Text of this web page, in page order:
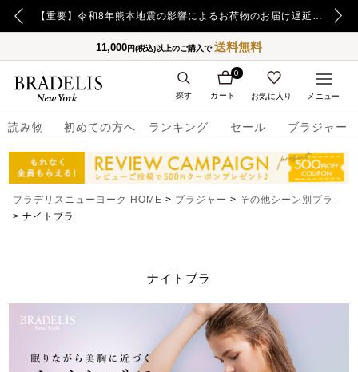
【重要】日本郵便の障害による配送への影響についてのお詫び 【重要】令和8年熊本地震の影響によるお荷物のお届け遅延について
11,000円(税込)以上のご購入で送料無料
読み物 初めての方へ ランキング セール ブラジャー
カート
0
お気に入り
探す メニュー
ブラデリスニューヨーク HOME ブラジャー
その他シーン別ブラ
ナイトブラ
ナイトブラ